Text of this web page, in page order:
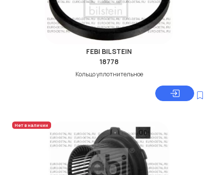
FEBI BILSTEIN
18778
Кольцо уплотнительное
Нет в наличии